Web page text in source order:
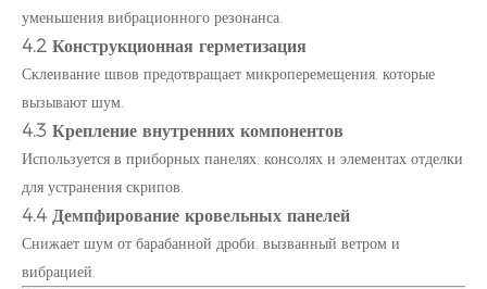
уменьшения вибрационного резонанса.
4.2 Конструкционная герметизация
Склеивание швов предотвращает микроперемещения, которые
вызывают шум.
4.3 Крепление внутренних компонентов
Используется в приборных панелях, консолях и элементах отделки
для устранения скрипов.
4.4 Демпфирование кровельных панелей
Снижает шум от барабанной дроби, вызванный ветром и
вибрацией.